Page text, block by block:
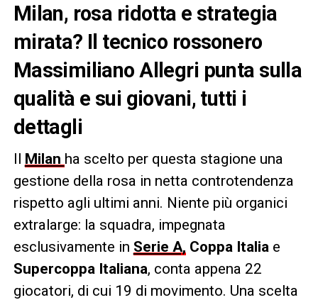
Milan, rosa ridotta e strategia
mirata? Il tecnico rossonero
Massimiliano Allegri punta sulla
qualità e sui giovani, tutti i
dettagli
Il Milan ha scelto per questa stagione una
gestione della rosa in netta controtendenza
rispetto agli ultimi anni. Niente più organici
extralarge: la squadra, impegnata
esclusivamente in Serie A, Coppa Italia e
Supercoppa Italiana, conta appena 22
giocatori, di cui 19 di movimento. Una scelta